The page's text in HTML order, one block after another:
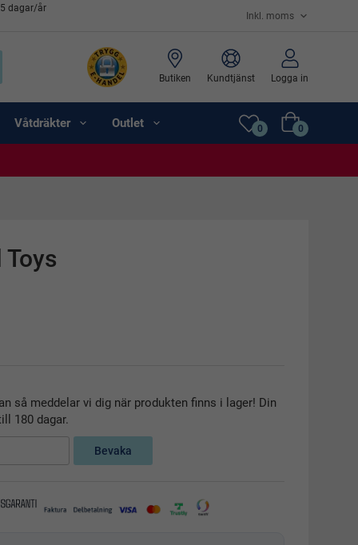
dagar/år
Butiken Kundtjänst Logga in
Våtdräkter Outlet 0 0
så meddelar vi dig när produkten finns i lager! Din
180 dagar.
Bevaka